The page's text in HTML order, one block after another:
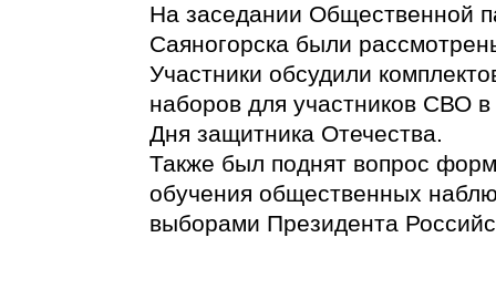
На заседании Общественной
Саяногорска были
Участники обсудили
наборов для участников СВО в
Дня защитника Отечества.
Также был поднят вопрос
обучения общественных
выборами Президента